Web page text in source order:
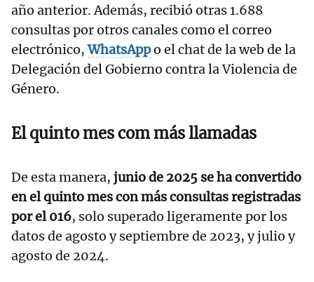
año anterior. Además, recibió otras 1.688
consultas por otros canales como el correo
electrónico,WhatsAppo el chat de la web de la
Delegación del Gobierno contra la Violencia de
Género.
El quinto mes com más llamadas
De esta manera, junio de 2025 se ha convertido
en el quinto mes con más consultas registradas
por el 016, solo superado ligeramente por los
datos de agosto y septiembre de 2023, y julio y
agosto de 2024.